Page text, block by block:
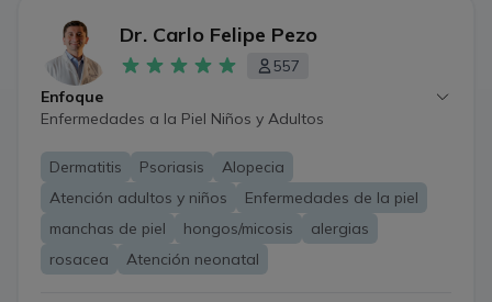
Dr. Carlo Felipe Pezo
557
Enfoque
Enfermedades a la Piel Niños y Adultos
Dermatitis Psoriasis
Alopecia
Atención adultos y niños
Enfermedades de la piel
manchas de piel
hongos/micosis
alergias
rosacea
Atención neonatal